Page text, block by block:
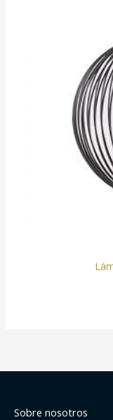
Sobre nosotros